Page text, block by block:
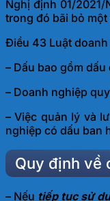
Nghị định 01/
trong đó bãi bỏ
Điều 43 Luật
– Dấu bao gồm
– Doanh nghiệp
– Việc quản lý và
nghiệp có dấu ban
Quy định về
– Nếu tiếp tục sử